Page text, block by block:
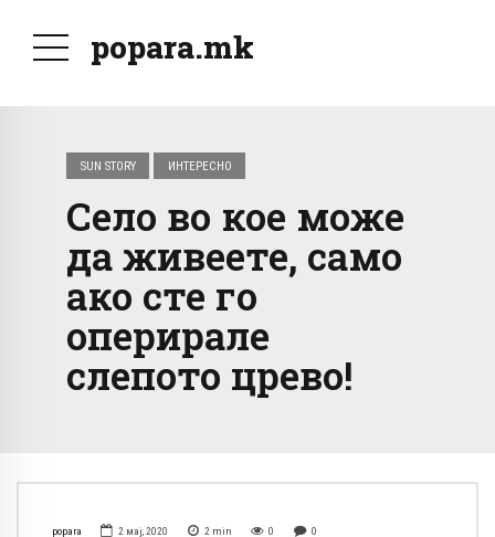
popara.mk
SUN STORY ИНТЕРЕСНО
Село во кое може
да живеете, само
ако сте го
оперирале
слепото црево!
popara 2 мај, 2020 2 min 0 0